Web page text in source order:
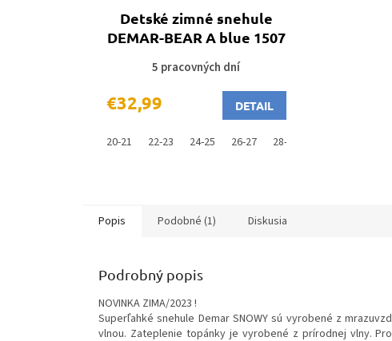
Detské zimné snehule
DEMAR-BEAR A blue 1507
5 pracovných dní
€32,99 DETAIL
20-21 22-23 24-25 26-27 28-29
Popis Podobné (1) Diskusia
Podrobný popis
NOVINKA ZIMA/2023 !
Superľahké snehule Demar SNOWY sú vyrobené z
vlnou. Zateplenie topánky je vyrobené z prírodnej vlny.